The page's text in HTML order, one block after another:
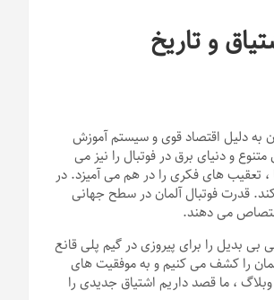
و تاریخ
به دلیل اقتصاد قوی و سیستم آموزش
و دنیای برق در فوتبال را نیز می
، تعقیب های فکری را در هم می آمیزد. در
قدرت فوتبال آلمان در سطح جهانی
می دهند.
بی بدیل را برای پیروزی در گیم پلی قانع
را کشف می کنیم و به موفقیت های
، ما قصد داریم اشتیاق جدیدی را